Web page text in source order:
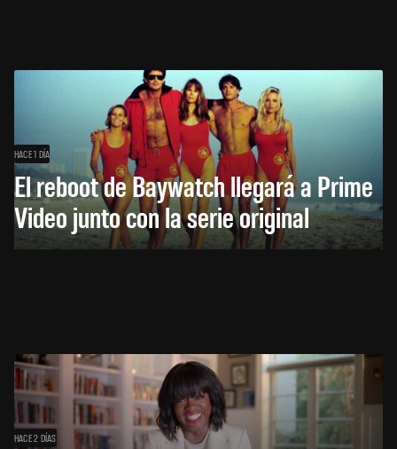
HACE 1 DÍA
El reboot de Baywatch llegará a Prime
Video junto con la serie original
HACE 2 DÍAS